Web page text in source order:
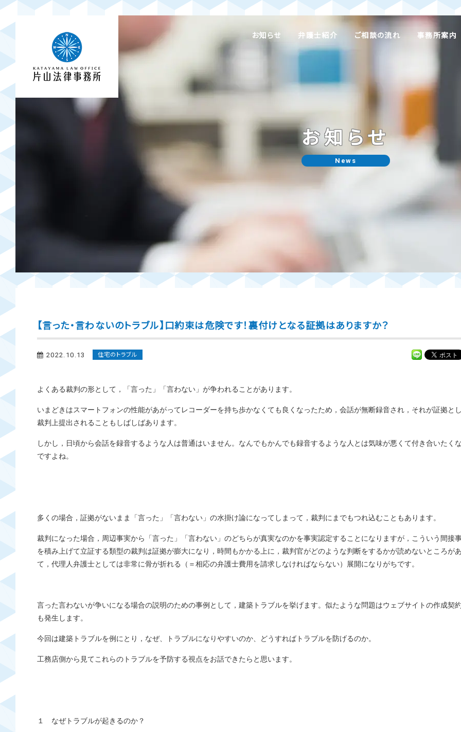
お知らせ 弁護士紹介 ご相談の流れ 事務所案内
お知らせ
News
【言った・言わないのトラブル】口約束は危険です！裏付けとなる証拠はありますか？
2022.10.13 住宅のトラブル
よくある裁判の形として，「言った」「言わない」が争われることがあります。
いまどきはスマートフォンの性能があがってレコーダーを持ち歩かなくても良くなったため，会話が無断録音され，それが証拠と
裁判上提出されることもしばしばあります。
しかし，日頃から会話を録音するような人は普通はいません。なんでもかんでも録音するような人とは気味が悪くて付き合いたく
ですよね。
多くの場合，証拠がないまま「言った」「言わない」の水掛け論になってしまって，裁判にまでもつれ込むこともあります。
裁判になった場合，周辺事実から「言った」「言わない」のどちらが真実なのかを事実認定することになりますが，こういう間接
を積み上げて立証する類型の裁判は証拠が膨大になり，時間もかかる上に，裁判官がどのような判断をするかが読めないところが
て，代理人弁護士としては非常に骨が折れる（＝相応の弁護士費用を請求しなければならない）展開になりがちです。
言った言わないが争いになる場合の説明のための事例として，建築トラブルを挙げます。 似たような問題はウェブサイトの作成契
も発生します。
今回は建築トラブルを例にとり， なぜ、トラブルになりやすいのか、どうすればトラブルを防げるのか。
工務店側から見てこれらのトラブルを予防する視点をお話できたらと思います。
１ なぜトラブルが起きるのか？